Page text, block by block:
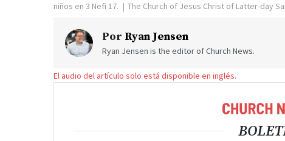
niños en 3 Nefi 17.
The Church of Jesus Christ of Latter-day
Por Ryan Jensen
Ryan Jensen is the editor of Church News.
El audio del artículo solo está disponible en inglés.